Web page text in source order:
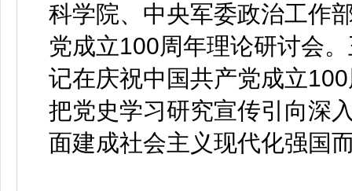
科学院、中央军委政治工作
党成立100周年理论研讨会
记在庆祝中国共产党成立
把党史学习研究宣传引向深
面建成社会主义现代化强国